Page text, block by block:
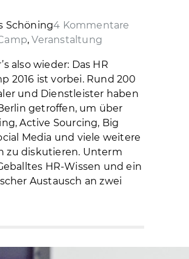
Schöning4 Kommentare
,Veranstaltung
also wieder: Das HR
2016 ist vorbei. Rund 200
und Dienstleister haben
getroffen, um über
Active Sourcing, Big
Media und viele weitere
zu diskutieren. Unterm
HR-Wissen und ein
Austausch an zwei